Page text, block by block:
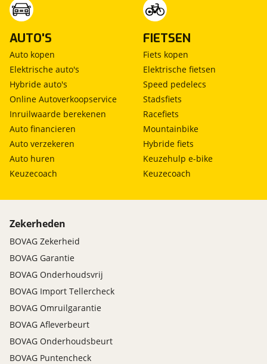
AUTO'S
Auto kopen
Elektrische auto's
Hybride auto's
Online Autoverkoopservice
Inruilwaarde berekenen
Auto financieren
Auto verzekeren
Auto huren
Keuzecoach
FIETSEN
Fiets kopen
Elektrische fietsen
Speed pedelecs
Stadsfiets
Racefiets
Mountainbike
Hybride fiets
Keuzehulp e-bike
Keuzecoach
Zekerheden
BOVAG Zekerheid
BOVAG Garantie
BOVAG Onderhoudsvrij
BOVAG Import Tellercheck
BOVAG Omruilgarantie
BOVAG Afleverbeurt
BOVAG Onderhoudsbeurt
BOVAG Puntencheck